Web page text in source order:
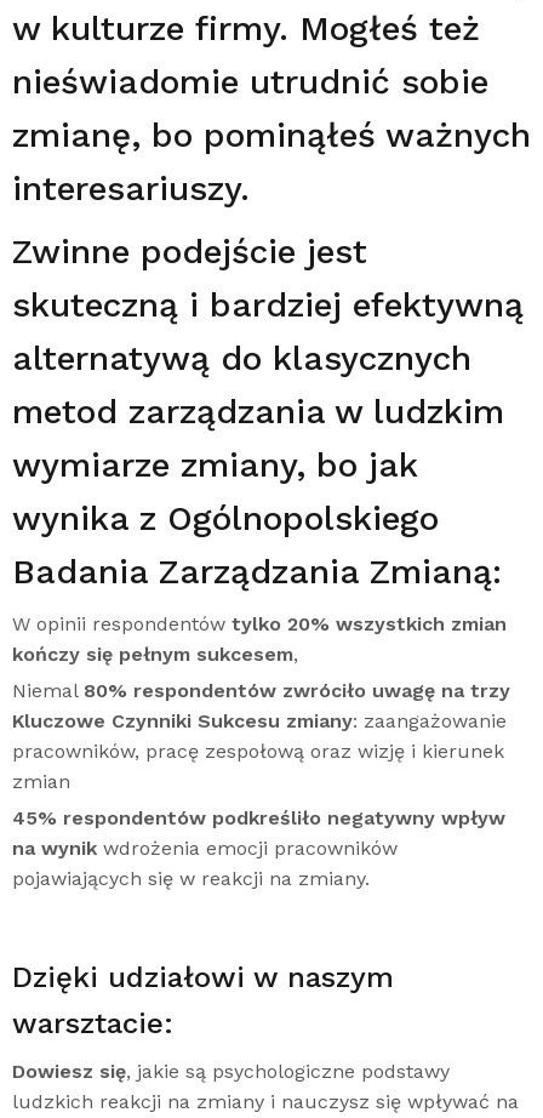
w kulturze firmy. Mogłeś też
nieświadomie utrudnić sobie
zmianę, bo pominąłeś ważnych
interesariuszy.
Zwinne podejście jest
skuteczną i bardziej efektywną
alternatywą do klasycznych
metod zarządzania w ludzkim
wymiarze zmiany, bo jak
wynika z Ogólnopolskiego
Badania Zarządzania Zmianą:
W opinii respondentów tylko 20% wszystkich zmian
kończy się pełnym sukcesem,
Niemal 80% respondentów zwróciło uwagę na trzy
Kluczowe Czynniki Sukcesu zmiany: zaangażowanie
pracowników, pracę zespołową oraz wizję i kierunek
zmian
45% respondentów podkreśliło negatywny wpływ
na wynik wdrożenia emocji pracowników
pojawiających się w reakcji na zmiany.
Dzięki udziałowi w naszym
warsztacie:
Dowiesz się, jakie są psychologiczne podstawy
ludzkich reakcji na zmiany i nauczysz się wpływać na